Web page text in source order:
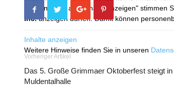
Mit dem Klick auf "Inhalte anzeigen" stimmen
Inc.anzeigen dürfen. Damit können
Inhalte anzeigen
Weitere Hinweise finden Sie in unseren
Vorheriger Artikel
Das 5. Große Grimmaer Oktoberfest steigt in
Muldentalhalle